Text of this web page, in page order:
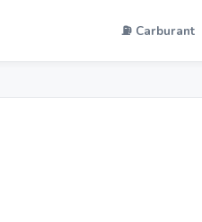
⛽ Carburant